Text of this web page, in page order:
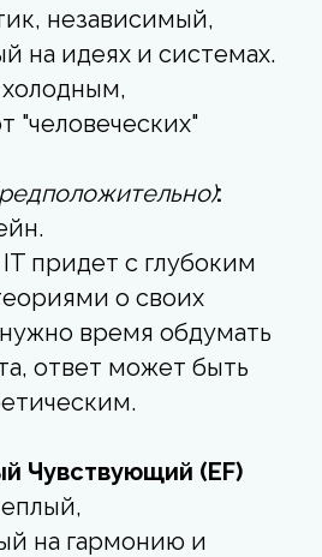
независимый,
на идеях и системах.
"человеческих"
:
придет с глубоким
о своих
время обдумать
ответ может быть
Чувствующий (EF)
на гармонию и